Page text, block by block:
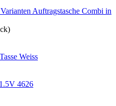
Auftragstasche Combi in
Weiss
4626